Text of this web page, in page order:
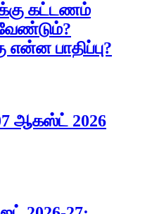
கட்டணம்
பாதிப்பு?
ஆகஸ்ட் 2026